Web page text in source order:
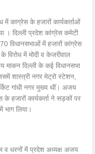
काग्रेस के हजारों कार्यकर्ताओं
। दिल्ली प्रदेश कांग्रेस कमेटी
विधानसभाओं में हजारों कांग्रेस
विरोध में मोदी व केजरीवाल
माकन दिल्ली के कई विधानसभा
शास्त्री नगर मेट्रो स्टेशन,
गांधी नगर मुख्य थीं। अजय
हजारों कार्यकर्ता ने सड़कों पर
भाग लिया।
व धरनों में प्रदेश अध्यक्ष अजय